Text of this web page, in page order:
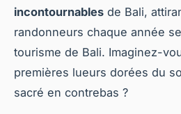
incontournables de Bali,
randonneurs chaque année
tourisme de Bali. Imaginez-
premières lueurs dorées du
sacré en contrebas ?